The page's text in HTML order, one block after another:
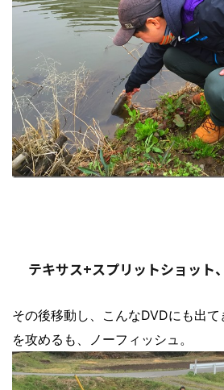
テキサス+スプリットショット
その後移動し、こんなDVDにも出て
を攻めるも、ノーフィッシュ。